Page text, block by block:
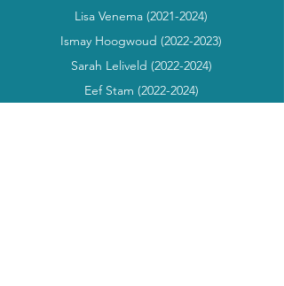
Lisa Venema (2021-2024)
Ismay Hoogwoud (2022-2023)
Sarah Leliveld (2022-2024)
Eef Stam (2022-2024)